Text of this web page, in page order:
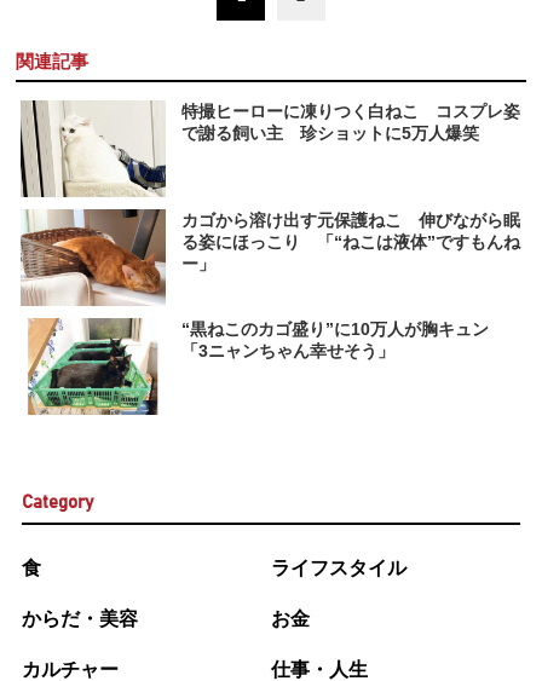
関連記事
特撮ヒーローに凍りつく白ねこ コスプレ姿
で謝る飼い主 珍ショットに5万人爆笑
カゴから溶け出す元保護ねこ 伸びながら眠
る姿にほっこり 「“ねこは液体”ですもんね
ー」
“黒ねこのカゴ盛り”に10万人が胸キュン
「3ニャンちゃん幸せそう」
Category
食 ライフスタイル
からだ・美容 お金
カルチャー 仕事・人生